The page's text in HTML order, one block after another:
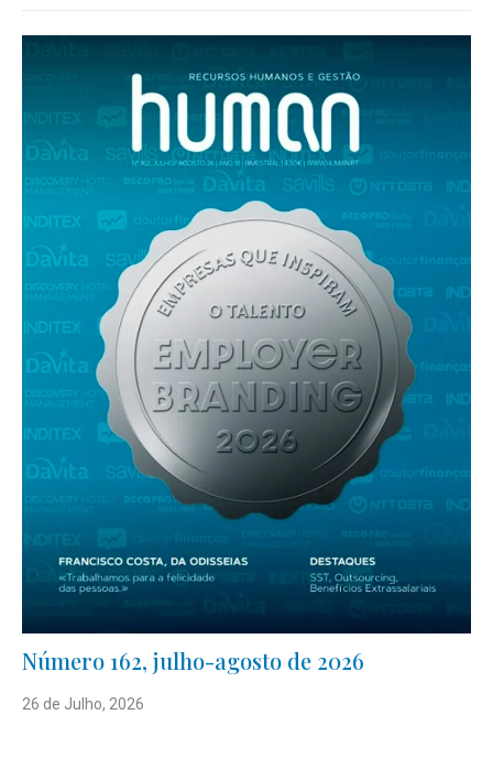
Número 162, julho-agosto de 2026
26 de Julho, 2026